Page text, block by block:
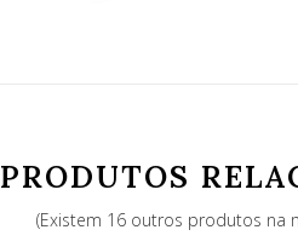
PRODUTOS
(Existem 16 outros produtos na